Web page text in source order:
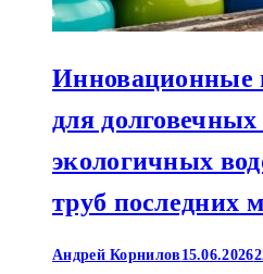
Инновационные
для
экологичных
труб последних
Андрей Корнилов 15.06.2026